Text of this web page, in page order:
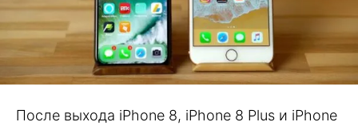
После выхода iPhone 8, iPhone 8 Plus и iPhone